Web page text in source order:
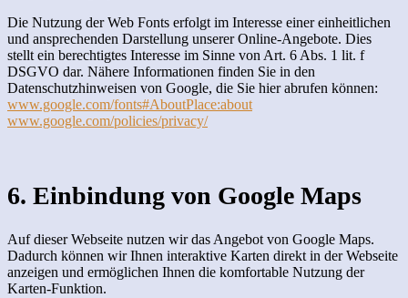
Die Nutzung der Web Fonts erfolgt im Interesse einer einheitlichen
und ansprechenden Darstellung unserer Online-Angebote. Dies
stellt ein berechtigtes Interesse im Sinne von Art. 6 Abs. 1 lit. f
DSGVO dar. Nähere Informationen finden Sie in den
Datenschutzhinweisen von Google, die Sie hier abrufen können:
www.google.com/fonts#AboutPlace:about
www.google.com/policies/privacy/
6. Einbindung von Google Maps
Auf dieser Webseite nutzen wir das Angebot von Google Maps.
Dadurch können wir Ihnen interaktive Karten direkt in der Webseite
anzeigen und ermöglichen Ihnen die komfortable Nutzung der
Karten-Funktion.